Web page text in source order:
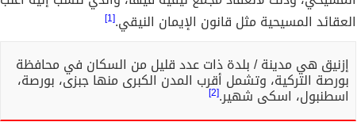
العقائد المسيحية مثل قانون الإيمان النيقي.[1]
إزنيق هي مدينة / بلدة ذات عدد قليل من السكان في محافظة
بورصة التركية، وتشمل أقرب المدن الكبرى منها جبزى، بورصة،
اسطنبول، اسكي شهير.[2]